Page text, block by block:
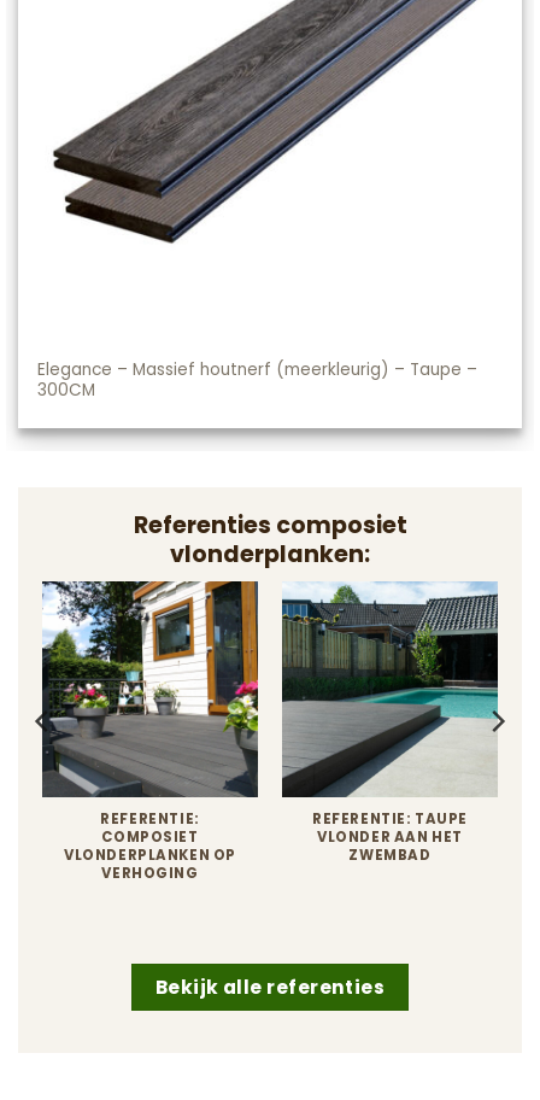
Elegance – Massief houtnerf (meerkleurig) – Taupe –
300CM
Referenties composiet
vlonderplanken:
REFERENTIE:
COMPOSIET
VLONDERPLANKEN OP
VERHOGING
REFERENTIE: TAUPE
VLONDER AAN HET
ZWEMBAD
Bekijk alle referenties